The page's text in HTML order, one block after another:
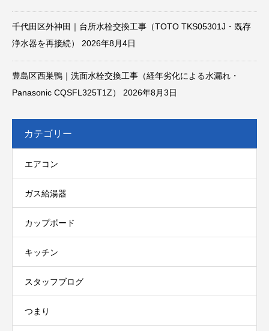
千代田区外神田｜台所水栓交換工事（TOTO TKS05301J・既存
浄水器を再接続）
2026年8月4日
豊島区西巣鴨｜洗面水栓交換工事（経年劣化による水漏れ・
Panasonic CQSFL325T1Z）
2026年8月3日
カテゴリー
エアコン
ガス給湯器
カップボード
キッチン
スタッフブログ
つまり